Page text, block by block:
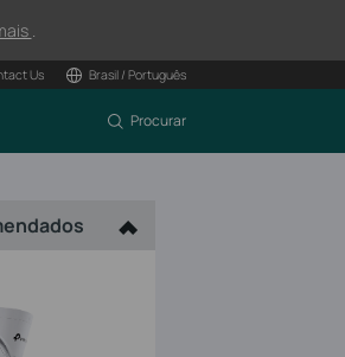
Us Brasil / Português
Procurar